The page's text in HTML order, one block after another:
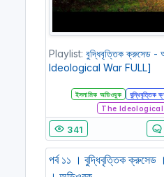
Playlist: বুদ্ধিবৃত্তিক ক্রুসেড
Ideological War FULL]
ইসলামিক অডিওবুক বুদ্ধিবৃত্তিক
The Ideological
341
পর্ব ১১ । বুদ্ধিবৃত্তিক ক্রুসেড ।